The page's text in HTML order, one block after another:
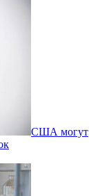
США могут